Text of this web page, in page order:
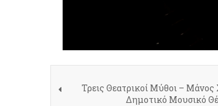
Τρεις Θεατρικοί Μύθοι – Μάνος
Δημοτικό Μουσικό